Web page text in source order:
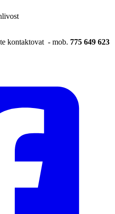
kontaktovat - mob. 775 649 623